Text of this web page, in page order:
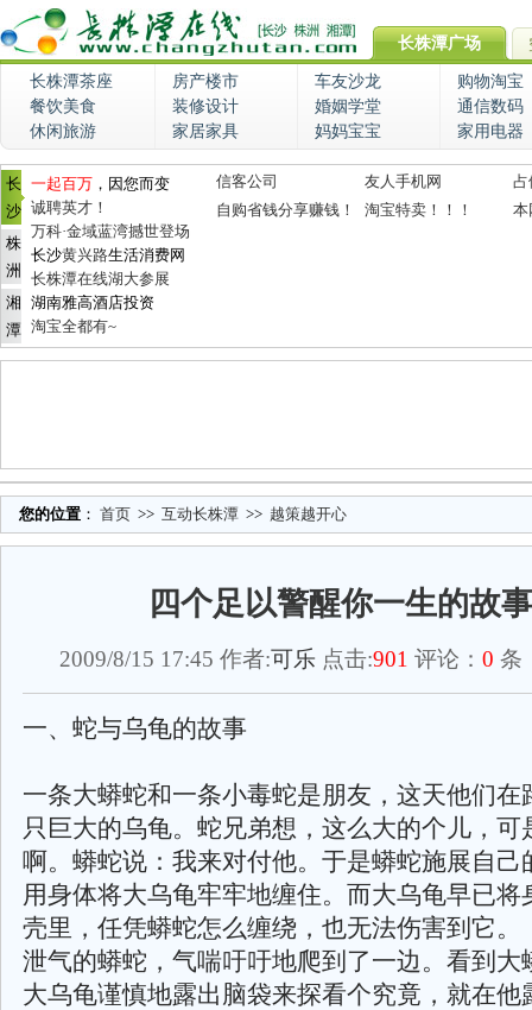
长株潭广场
长株潭茶座 房产楼市 车友沙龙
购物淘宝
餐饮美食
装修设计 婚姻学堂
通信数码
休闲旅游
家居家具 妈妈宝宝 家用电器
长
沙
株
洲
湘
潭
一起百万 ，因您而变
诚聘英才！
万科·金域蓝湾撼世登场
长沙黄兴路生活消费网
长株潭在线湖大参展
湖南雅高酒店投资
淘宝全都有~
信客公司 友人手机网
占
自购省钱分享赚钱！
淘宝特卖！！！ 本
您的位置 ： 首页 >> 互动长株潭 >> 越策越开心
四个足以警醒你一生的故
2009/8/15 17:45 作者:可乐 点击:901 评论： 0 条
一、蛇与乌龟的故事
一条大蟒蛇和一条小毒蛇是朋友，这天他们在
只巨大的乌龟。蛇兄弟想，这么大的个儿，可
啊。蟒蛇说：我来对付他。于是蟒蛇施展自己
用身体将大乌龟牢牢地缠住。而大乌龟早已将
壳里，任凭蟒蛇怎么缠绕，也无法伤害到它。
泄气的蟒蛇，气喘吁吁地爬到了一边。看到大
大乌龟谨慎地露出脑袋来探看个究竟，就在他